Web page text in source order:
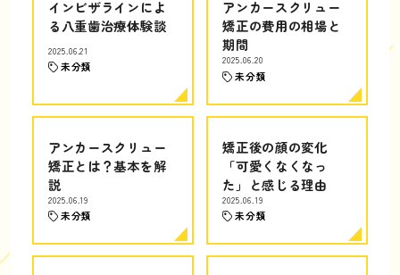
インビザラインによ
る八重歯治療体験談
2025.06.21
未分類
アンカースクリュー
矯正の費用の相場と
期間
2025.06.20
未分類
アンカースクリュー
矯正とは？基本を解
説
2025.06.19
未分類
矯正後の顔の変化
「可愛くなくなっ
た」と感じる理由
2025.06.19
未分類